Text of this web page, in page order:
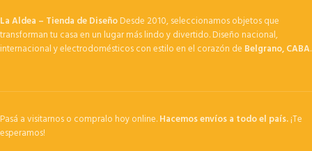
La Aldea – Tienda de DiseñoDesde 2010, seleccionamos objetos que
transforman tu casa en un lugar más lindo y divertido. Diseño nacional,
internacional y electrodomésticos con estilo en el corazón de Belgrano, CABA.
Pasá a visitarnos o compralo hoy online.Hacemos envíos a todo el país.¡Te
esperamos!